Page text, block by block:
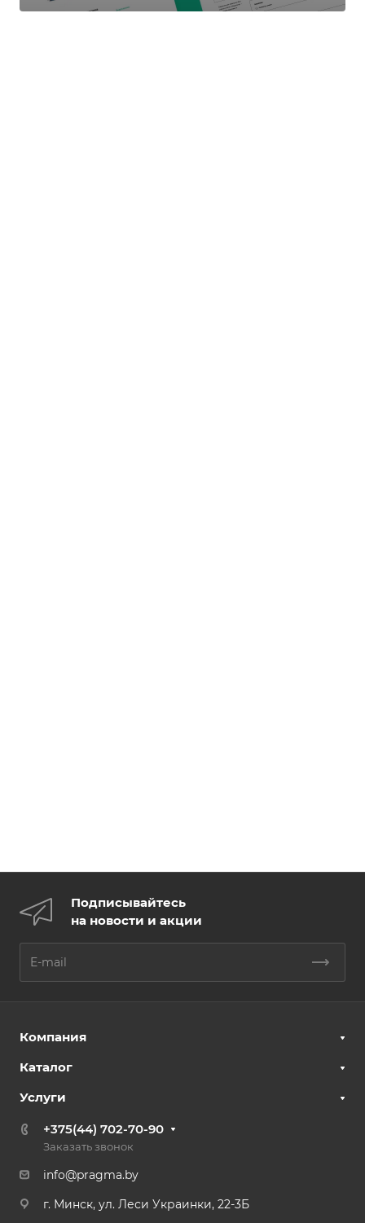
Подписывайтесь
на новости и акции
Компания
Каталог
Услуги
+375(44) 702-70-90
Заказать звонок
info@pragma.by
г. Минск, ул. Леси Украинки, 22-3Б